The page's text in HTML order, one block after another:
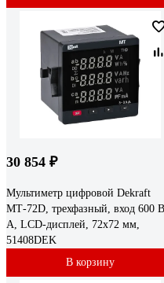
30 854 ₽
Мультиметр цифровой Dekraft
МТ-72D, трехфазный, вход 600
А, LCD-дисплей, 72х72 мм,
51408DEK
В корзину